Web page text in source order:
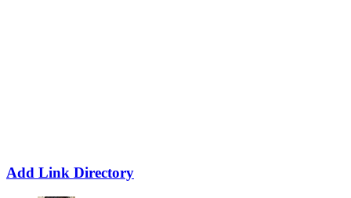
Add Link Directory